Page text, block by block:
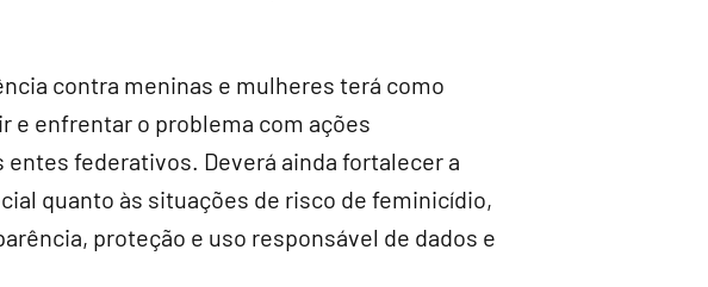
contra meninas e mulheres terá como
e enfrentar o problema com ações
federativos. Deverá ainda fortalecer a
quanto às situações de risco de feminicídio,
proteção e uso responsável de dados e